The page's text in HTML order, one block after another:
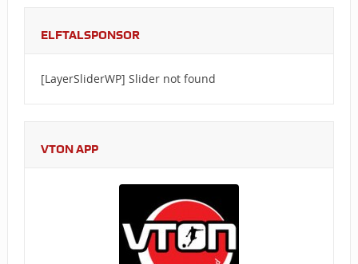
ELFTALSPONSOR
[LayerSliderWP] Slider not found
VTON APP